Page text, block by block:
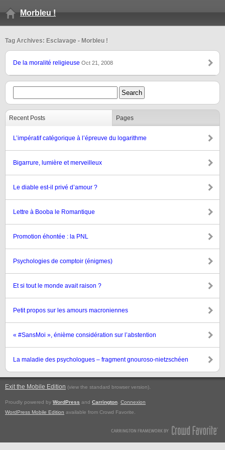
Morbleu !
Tag Archives: Esclavage - Morbleu !
De la moralité religieuse Oct 21, 2008
Recent Posts Pages
L’impératif catégorique à l’épreuve du logarithme
Bigarrure, lumière et merveilleux
Le diable est-il privé d’amour ?
Lettre à Booba le Romantique
Promotion éhontée : la PNL
Psychologies de comptoir (énigmes)
Et si tout le monde avait raison ?
Petit propos sur les amours macroniennes
« #SansMoi », énième considération sur l’abstention
La maladie des psychologues – fragment gnouroso-nietzschéen
Exit the Mobile Edition (view the standard browser version).
Proudly powered by WordPress and Carrington Connexion
WordPress Mobile Edition available from Crowd Favorite.